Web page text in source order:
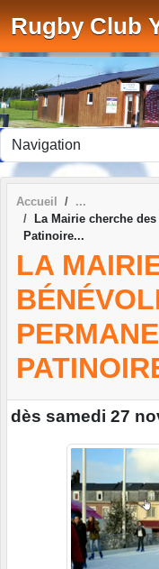
Rugby Club
Accueil
La Mairie cherche
Patinoire...
LA
dès samedi 27